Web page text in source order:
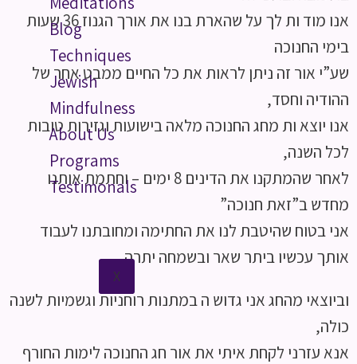
Blog
Techniques
Jewish
Mindfulness
About Us
Programs
Testimonals
X
אנו מוד ות לך על שהארת בנו את אורך הגנוז 36 שעות
בימי החנוכה
שע”י אור זה ניתן לראות את כל החיים ממבט אחר של
ההודיה וחסד,
אנו יוצא ות מחג החנוכה מלאה בישועות וגזירות טובות
לכל השנה,
לאחר שהמתקנו את הדינים 8 ימים – וחתמת אותנו
מחדש ב”זאת חנוכה”
אני בטוח שהיטבת לנו את החתימה ומחובתנו לעבוד
אותך עכשיו ביתר שאר ובשמחה יתרה,
וביוצאי מהחג אני גדוש ה במתנות רוחניות וגשמיות לשנה
כולה,
אנא עזרני לקחת איתי את אור חג החנוכה לימות החורף